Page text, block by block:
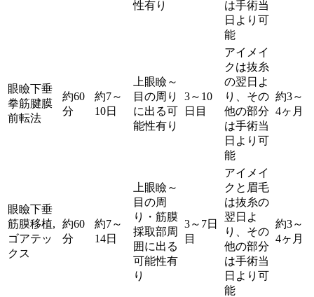
性有り
は手術当
日より可
能
眼瞼下垂
拳筋腱膜
前転法
約60
分
約7～
10日
上眼瞼～
目の周り
に出る可
能性有り
3～10
日目
アイメイ
クは抜糸
の翌日よ
り、その
他の部分
は手術当
日より可
能
約3～
4ヶ月
眼瞼下垂
筋膜移植,
ゴアテッ
クス
約60
分
約7～
14日
上眼瞼～
目の周
り・筋膜
採取部周
囲に出る
可能性有
り
3～7日
目
アイメイ
クと眉毛
は抜糸の
翌日よ
り、その
他の部分
は手術当
日より可
能
約3～
4ヶ月